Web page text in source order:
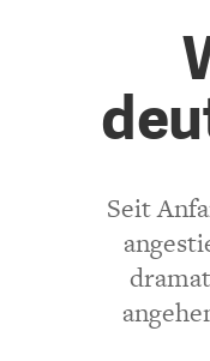
Seit